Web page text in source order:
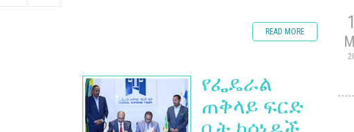
READ MORE
የፌዴራል
ጠቅላይ ፍርድ